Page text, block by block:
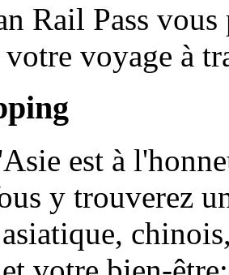
Rail Pass
voyage à
est à
y trouverez